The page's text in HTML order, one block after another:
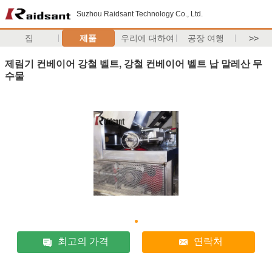
Suzhou Raidsant Technology Co., Ltd.
집 제품 우리에 대하여 공장 여행 >>
제림기 컨베이어 강철 벨트, 강철 컨베이어 벨트 납 말레산 무
수물
최고의 가격 연락처